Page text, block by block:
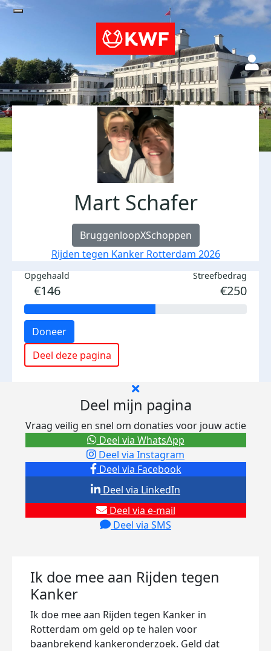
Mart Schafer
BruggenloopXSchoppen
Rijden tegen Kanker Rotterdam 2026
Opgehaald
€146
Streefbedrag
€250
Doneer
Deel deze pagina
Deel mijn pagina
Vraag veilig en snel om donaties voor jouw actie
Deel via Facebook
Deel via Instagram
Deel via e-mail
Deel via SMS
Deel via LinkedIn
Deel via WhatsApp
Ik doe mee aan Rijden tegen
Kanker
Ik doe mee aan Rijden tegen Kanker in
Rotterdam om geld op te halen voor
baanbrekend kankeronderzoek. Geld dat